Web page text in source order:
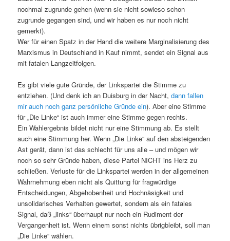
nochmal zugrunde gehen (wenn sie nicht sowieso schon
zugrunde gegangen sind, und wir haben es nur noch nicht
gemerkt).
Wer für einen Spatz in der Hand die weitere Marginalisierung des
Marxismus in Deutschland in Kauf nimmt, sendet ein Signal aus
mit fatalen Langzeitfolgen.
Es gibt viele gute Gründe, der Linkspartei die Stimme zu
entziehen. (Und denk ich an Duisburg in der Nacht,dann fallen
mir auch noch ganz persönliche Gründe ein). Aber eine Stimme
für „Die Linke“ ist auch immer eine Stimme gegen rechts.
Ein Wahlergebnis bildet nicht nur eine Stimmung ab. Es stellt
auch eine Stimmung her. Wenn „Die Linke“ auf den absteigenden
Ast gerät, dann ist das schlecht für uns alle – und mögen wir
noch so sehr Gründe haben, diese Partei NICHT ins Herz zu
schließen. Verluste für die Linkspartei werden in der allgemeinen
Wahrnehmung eben nicht als Quittung für fragwürdige
Entscheidungen, Abgehobenheit und Hochnäsigkeit und
unsolidarisches Verhalten gewertet, sondern als ein fatales
Signal, daß „links“ überhaupt nur noch ein Rudiment der
Vergangenheit ist. Wenn einem sonst nichts übrigbleibt, soll man
„Die Linke“ wählen.